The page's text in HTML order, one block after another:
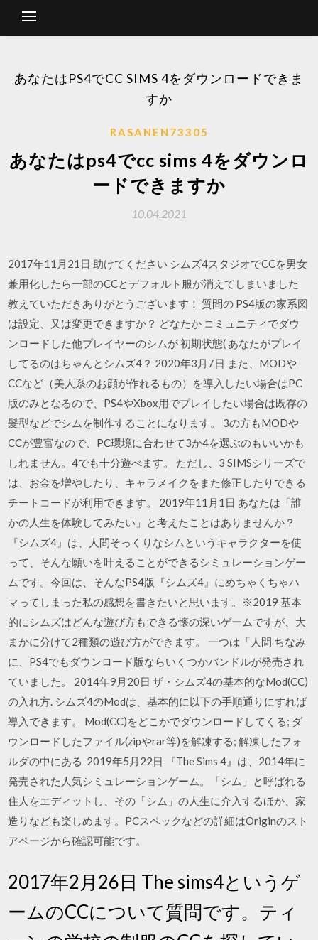
あなたはPS4でCC SIMS 4をダウンロードできま
すか
RASANEN73305
あなたはps4でcc sims 4をダウンロ
ードできますか
10.04.2021
2017年11月21日 助けてください シムズ4スタジオでCCを男女
兼用化したら一部のCCとデフォルト服が消えてしまいました
教えていただきありがとうございます！ 質問の PS4版の家系図
は設定、又は変更できますか？ どなたか コミュニティでダウ
ンロードした他プレイヤーのシムが 初期状態( あなたがプレイ
してるのはちゃんとシムズ4？ 2020年3月7日 また、MODや
CCなど（美人系のお顔が作れるもの）を導入したい場合はPC
版のみとなるので、PS4やXbox用でプレイしたい場合は既存の
髪型などでシムを制作することになります。 3の方もMODや
CCが豊富なので、PC環境に合わせて3か4を選ぶのもいいかも
しれません。4でも十分遊べます。 ただし、3 SIMSシリーズで
は、お金を増やしたり、キャラメイクをまた修正したりできる
チートコードが利用できます。 2019年11月1日 あなたは「誰
かの人生を体験してみたい」と考えたことはありませんか？
『シムズ4』は、人間そっくりなシムというキャラクターを使
って、そんな願いを叶えることができるシミュレーションゲー
ムです。今回は、そんなPS4版『シムズ4』にめちゃくちゃハ
マってしまった私の感想を書きたいと思います。※2019 基本
的にシムズはどんな遊び方もできる懐の深いゲームですが、大
まかに分けて2種類の遊び方ができます。 一つは「人間 ちなみ
に、PS4でもダウンロード版ならいくつかバンドルが発売され
ていました。 2014年9月20日 ザ・シムズ4の基本的なMod(CC)
の入れ方. シムズ4のModは、基本的に以下の手順通りにすれば
導入できます。 Mod(CC)をどこかでダウンロードしてくる; ダ
ウンロードしたファイル(zipやrar等)を解凍する; 解凍したフォ
ルダの中にある 2019年5月22日 『The Sims 4』は、2014年に
発売された人気シミュレーションゲーム。「シム」と呼ばれる
住人をエディットし、その「シム」の人生に介入するほか、家
造りなども楽しめます。PCスペックなどの詳細はOriginのスト
アページから確認可能です。
2017年2月26日 The sims4というゲ
ームのCCについて質問です。ティ